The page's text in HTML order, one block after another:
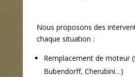
Nous proposons des
chaque situation :
Remplacement de moteur
Bubendorff, Cherubini…)